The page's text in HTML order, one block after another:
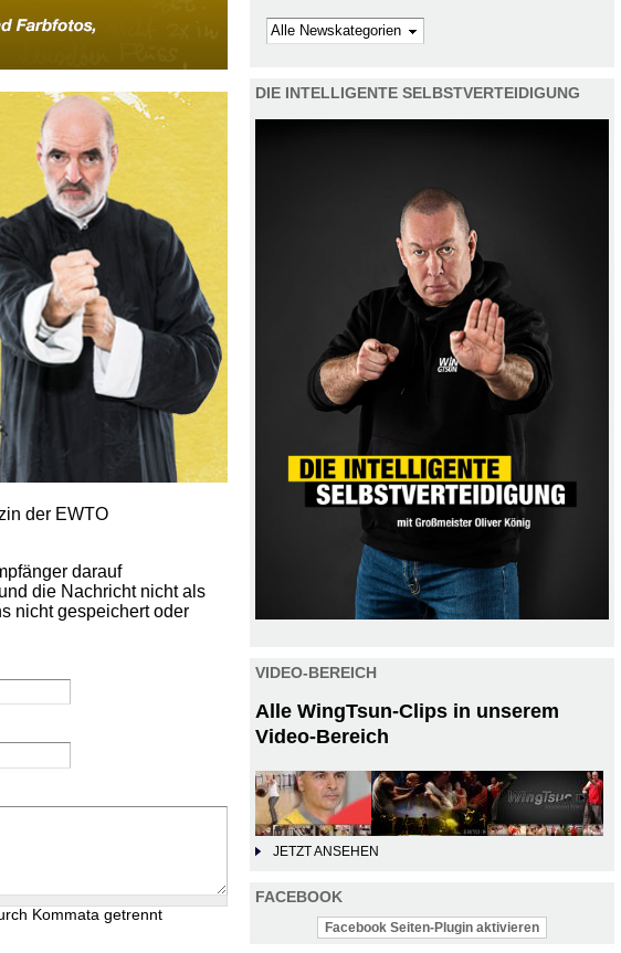
der EWTO
darauf
die Nachricht nicht als
nicht gespeichert oder
Kommata getrennt
Kategorie
DIE INTELLIGENTE SELBSTVERTEIDIGUNG
VIDEO-BEREICH
Alle WingTsun-Clips in unserem
Video-Bereich
JETZT ANSEHEN
FACEBOOK
Facebook Seiten-Plugin aktivieren